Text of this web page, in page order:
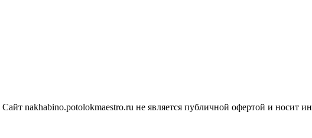
Сайт nakhabino.potolokmaestro.ru не является публичной офертой и носит